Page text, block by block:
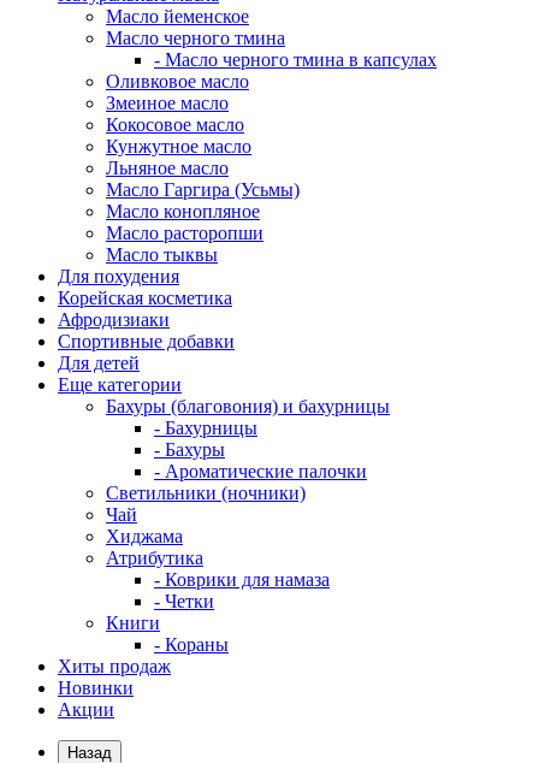
Масло йеменское
Масло черного тмина
- Масло черного тмина в капсулах
Оливковое масло
Змеиное масло
Кокосовое масло
Кунжутное масло
Льняное масло
Масло Гаргира (Усьмы)
Масло конопляное
Масло расторопши
Масло тыквы
Для похудения
Корейская косметика
Афродизиаки
Спортивные добавки
Для детей
Еще категории
Бахуры (благовония) и бахурницы
- Бахурницы
- Бахуры
- Ароматические палочки
Светильники (ночники)
Чай
Хиджама
Атрибутика
- Коврики для намаза
- Четки
Книги
- Кораны
Хиты продаж
Новинки
Акции
Назад